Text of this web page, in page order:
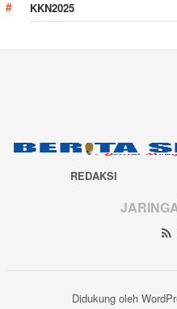
KKN2025
REDAKSI
Didukung oleh